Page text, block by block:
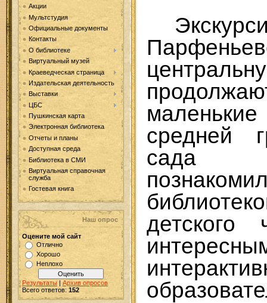
Акции
Мультстудия
Официальные документы
Контакты
О библиотеке
Виртуальный музей
Краеведческая страница
Издательская деятельность
Выставки
ЦБС
Пушкинская карта
Электронная библиотека
Отчеты и планы
Доступная среда
Библиотека в СМИ
Виртуальная справочная
служба
Гостевая книга
Наш опрос
Оцените мой сайт
Отлично
Хорошо
Неплохо
Результаты | Архив опросов
Всего ответов: 152
средней
сада
детского